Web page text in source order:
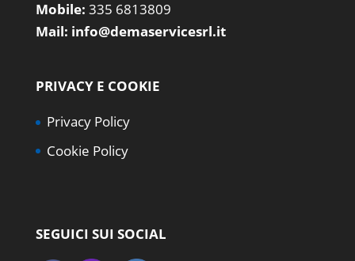
Mobile: 335 6813809
Mail: info@demaservicesrl.it
PRIVACY E COOKIE
Privacy Policy
Cookie Policy
SEGUICI SUI SOCIAL